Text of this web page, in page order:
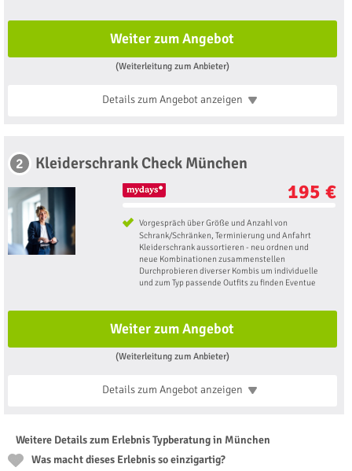
Weiter zum Angebot
(Weiterleitung zum Anbieter)
Details zum Angebotanzeigen
2 Kleiderschrank Check München
195 €
Vorgespräch über Größe und Anzahl von
Schrank/Schränken, Terminierung und Anfahrt
Kleiderschrank aussortieren - neu ordnen und
neue Kombinationen zusammenstellen
Durchprobieren diverser Kombis um individuelle
und zum Typ passende Outfits zu finden Eventue
Weiter zum Angebot
(Weiterleitung zum Anbieter)
Details zum Angebotanzeigen
Weitere Details zum Erlebnis Typberatung in München
Was macht dieses Erlebnis so einzigartig?